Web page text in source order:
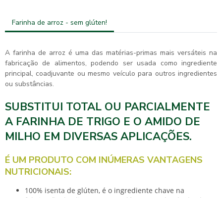
Farinha de arroz - sem glúten!
A farinha de arroz é uma das matérias-primas mais versáteis na
fabricação de alimentos, podendo ser usada como ingrediente
principal, coadjuvante ou mesmo veículo para outros ingredientes
ou substâncias.
SUBSTITUI TOTAL OU PARCIALMENTE
A FARINHA DE TRIGO E O AMIDO DE
MILHO EM DIVERSAS APLICAÇÕES.
É UM PRODUTO COM INÚMERAS VANTAGENS
NUTRICIONAIS:
100% isenta de glúten, é o ingrediente chave na